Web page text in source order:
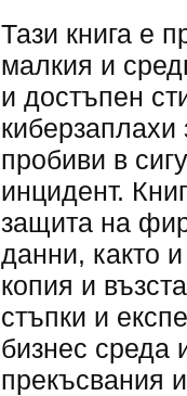
Тази книга е
малкия и
и достъпен
киберзаплахи
пробиви в
инцидент.
защита на
данни, както
копия и
стъпки и
бизнес среда
прекъсвания